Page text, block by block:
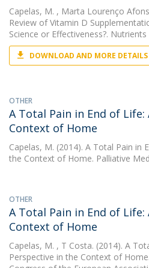
Capelas, M. , Marta Lourenço
Review of Vitamin D
Science or Effectiveness?. Nutrients
DOWNLOAD AND MORE DETAILS
OTHER
A Total Pain in End of
Context of Home
Capelas, M. (2014). A Total Pain in
the Context of Home. Palliative
OTHER
A Total Pain in End of
Context of Home
Capelas, M. , T Costa. (2014). A
Perspective in the Context of